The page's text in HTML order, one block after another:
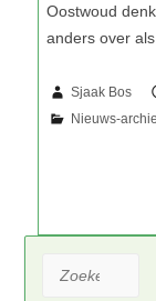
Sjaak Bos
Zoeken